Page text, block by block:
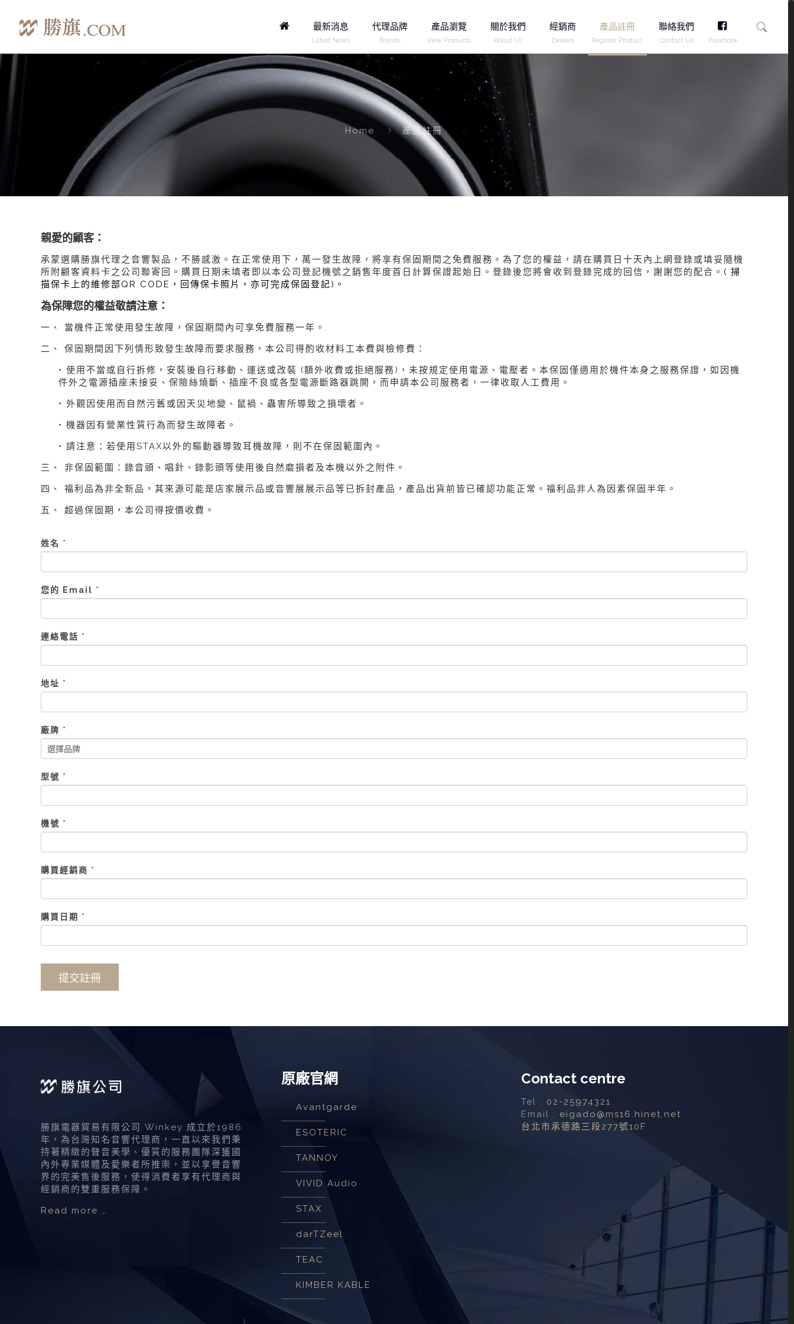
Home最新消息
Latest News
代理品牌
Brands
產品瀏覽
View Products
關於我們
About Us
經銷商
Dealers
產品註冊
Register Product
聯絡我們
Contact Us
FB
Facebook
Home 產品註冊
親愛的顧客：
承蒙選購勝旗代理之音響製品，不勝感激。在正常使用下，萬一發生故障，將享有保固期間之免費服務。為了您的權益，請在購買日十天內上網登錄或填妥隨機
所附顧客資料卡之公司聯寄回。 購買日期未填者即以本公司登記機號之銷售年度首日計算保證起始日。登錄後您將會收到登錄完成的回信，謝謝您的配合。 (掃
描保卡上的維修部QR CODE，回傳保卡照片，亦可完成保固登記)。
為保障您的權益敬請注意：
一、 當機件正常使用發生故障，保固期間內可享免費服務一年。
二、 保固期間因下列情形致發生故障而要求服務，本公司得酌收材料工本費與檢修費：
• 使用不當或自行拆修，安裝後自行移動、運送或改裝 (額外收費或拒絕服務)，未按規定使用電源、電壓者。本保固僅適用於機件本身之服務保證，如因機
件外之電源插座未接妥、保險絲燒斷、插座不良或各型電源斷路器跳開，而申請本公司服務者，一律收取人工費用。
• 外觀因使用而自然污舊或因天災地變、鼠禍、蟲害所導致之損壞者。
• 機器因有營業性質行為而發生故障者。
• 請注意：若使用STAX以外的驅動器導致耳機故障，則不在保固範圍內。
三、 非保固範圍：錄音頭、唱針、錄影頭等使用後自然磨損者及本機以外之附件。
四、 福利品為非全新品，其來源可能是店家展示品或音響展展示品等已拆封產品，產品出貨前皆已確認功能正常。福利品非人為因素保固半年。
五、 超過保固期，本公司得按價收費。
姓名 *
您的 Email *
連絡電話 *
地址 *
廠牌 *
型號 *
機號 *
購買經銷商 *
購買日期 *
提交註冊
勝旗電器貿易有限公司 Winkey 成立於1986
年，為台灣知名音響代理商，一直以來我們秉
持著精緻的聲音美學、優質的服務團隊深獲國
內外專業媒體及愛樂者所推崇，並以享譽音響
界的完美售後服務，使得消費者享有代理商與
經銷商的雙重服務保障。
Read more …
原廠官網
Avantgarde
ESOTERIC
TANNOY
VIVID Audio
STAX
darTZeel
TEAC
KIMBER KABLE
Contact centre
Tel : 02-25974321
Email : eigado@ms16.hinet.net
台北市承德路三段277號10F